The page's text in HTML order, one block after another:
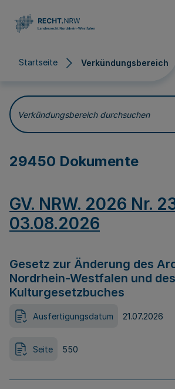
Startseite Verkündungsbereich
Verkündungsbereich durchsuchen
29450 Dokumente
GV. NRW. 2026 Nr.
03.08.2026
Gesetz zur Änderung des
Nordrhein-Westfalen und des
Kulturgesetzbuches
Ausfertigungsdatum 21.07.2026
Seite 550